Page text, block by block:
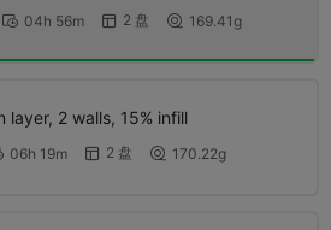
 04h 56m  2 盘  169.41g
layer, 2 walls, 15% infill
06h 19m  2 盘  170.22g